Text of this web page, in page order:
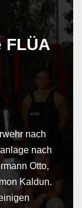
FLÜA
nach
nach
Otto,
Kaldun.